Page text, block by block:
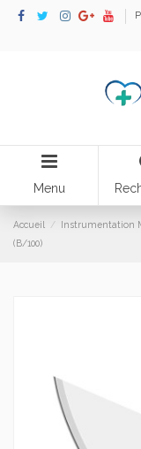
Menu
Accueil Instrumentation
(B/100)